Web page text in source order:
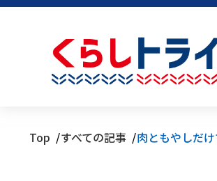
Top すべての記事 肉ともやしだ